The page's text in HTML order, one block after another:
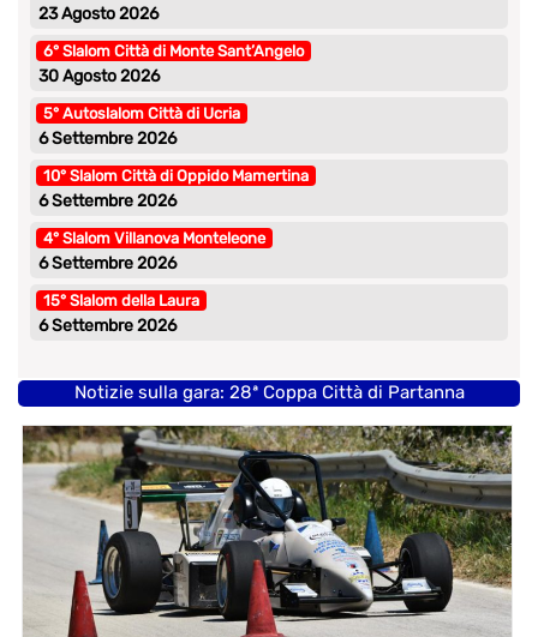
23 Agosto 2026
6° Slalom Città di Monte Sant’Angelo
30 Agosto 2026
5° Autoslalom Città di Ucria
6 Settembre 2026
10° Slalom Città di Oppido Mamertina
6 Settembre 2026
4° Slalom Villanova Monteleone
6 Settembre 2026
15° Slalom della Laura
6 Settembre 2026
Notizie sulla gara: 28ª Coppa Città di Partanna